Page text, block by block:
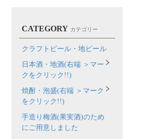
CATEGORY カテゴリー
クラフトビール・地ビール
日本酒・地酒(右端 ＞マー
クをクリック!!)
焼酎・泡盛(右端 ＞マーク
をクリック!!)
手造り梅酒(果実酒)のため
にご用意しました